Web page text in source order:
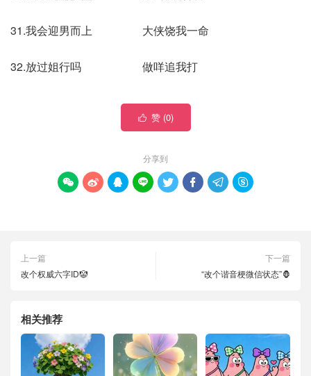
31.我会迎男而上 大侠饶我一命
32.放过姐行吗 做咩追我打
 赞 (0)
分享到
       
上一篇
改个权威六字ID🤡
下一篇
“改个谐音梗微信状态”🦍
相关推荐